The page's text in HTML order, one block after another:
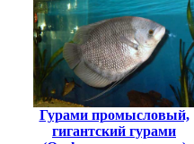
Гурами промысловый,
гигантский гурами